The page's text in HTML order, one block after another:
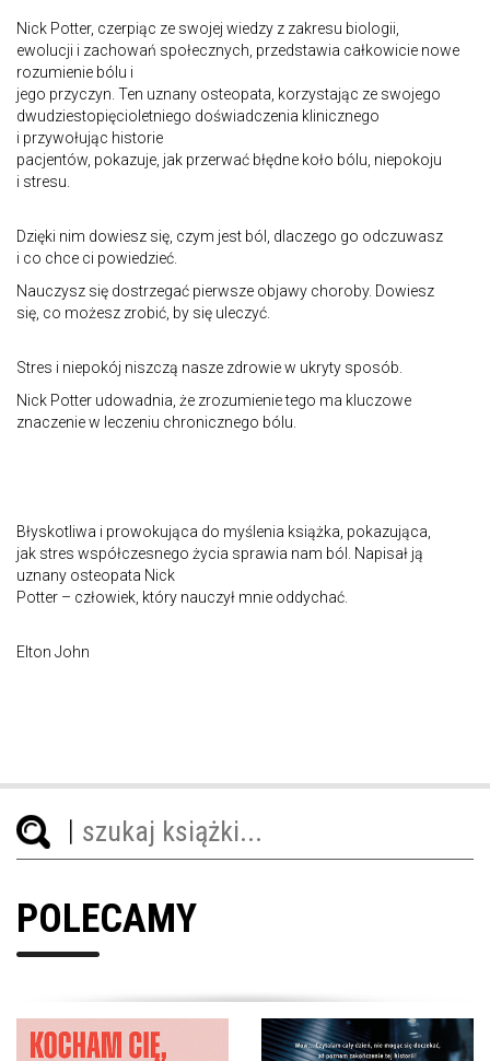
Nick Potter, czerpiąc ze swojej wiedzy z zakresu biologii,
ewolucji i zachowań społecznych, przedstawia całkowicie nowe
rozumienie bólu i
jego przyczyn. Ten uznany osteopata, korzystając ze swojego
dwudziestopięcioletniego doświadczenia klinicznego
i przywołując historie
pacjentów, pokazuje, jak przerwać błędne koło bólu, niepokoju
i stresu.
Dzięki nim dowiesz się, czym jest ból, dlaczego go odczuwasz
i co chce ci powiedzieć.
Nauczysz się dostrzegać pierwsze objawy choroby. Dowiesz
się, co możesz zrobić, by się uleczyć.
Stres i niepokój niszczą nasze zdrowie w ukryty sposób.
Nick Potter udowadnia, że zrozumienie tego ma kluczowe
znaczenie w leczeniu chronicznego bólu.
Błyskotliwa i prowokująca do myślenia książka, pokazująca,
jak stres współczesnego życia sprawia nam ból. Napisał ją
uznany osteopata Nick
Potter – człowiek, który nauczył mnie oddychać.
Elton John
POLECAMY